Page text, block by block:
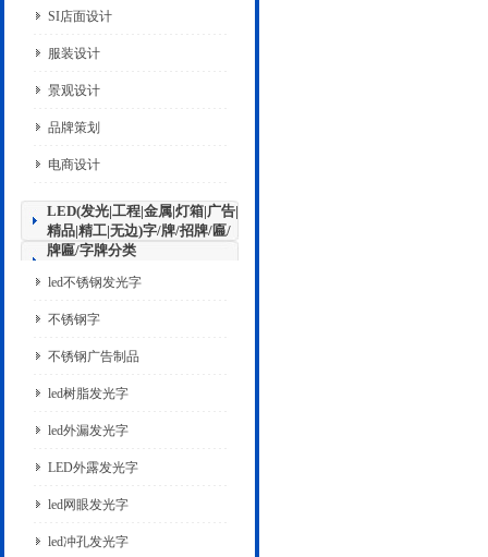
SI店面设计
服装设计
景观设计
品牌策划
电商设计
LED(发光|工程|金属|灯箱|广告|
精品|精工|无边)字/牌/招牌/匾/
牌匾/字牌分类
led不锈钢发光字
不锈钢字
不锈钢广告制品
led树脂发光字
led外漏发光字
LED外露发光字
led网眼发光字
led冲孔发光字